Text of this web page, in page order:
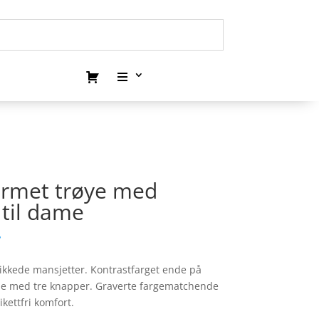
trøye med
dame
mansjetter. Kontrastfarget ende på
med tre knapper. Graverte fargematchende
komfort.